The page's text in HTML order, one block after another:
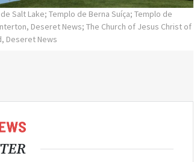
Salt Lake; Templo de Berna Suíça; Templo de
Deseret News; The Church of Jesus Christ of
Deseret News